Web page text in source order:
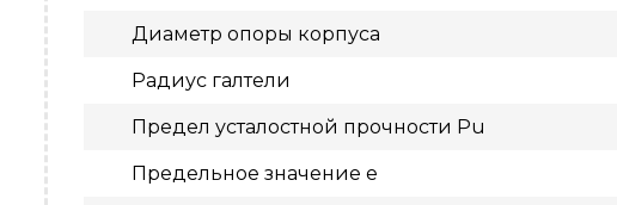
Диаметр опоры корпуса
Радиус галтели
Предел усталостной прочности Pu
Предельное значение e